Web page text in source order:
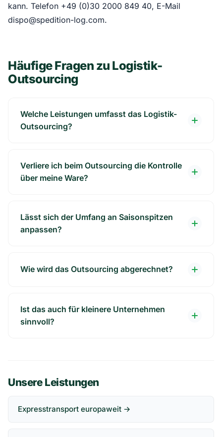
kann. Telefon +49 (0)30 2000 849 40, E-Mail
dispo@spedition-log.com.
Häufige Fragen zu Logistik-
Outsourcing
Welche Leistungen umfasst das Logistik-
Outsourcing?
Verliere ich beim Outsourcing die Kontrolle
über meine Ware?
Lässt sich der Umfang an Saisonspitzen
anpassen?
Wie wird das Outsourcing abgerechnet?
Ist das auch für kleinere Unternehmen
sinnvoll?
Unsere Leistungen
Expresstransport europaweit →